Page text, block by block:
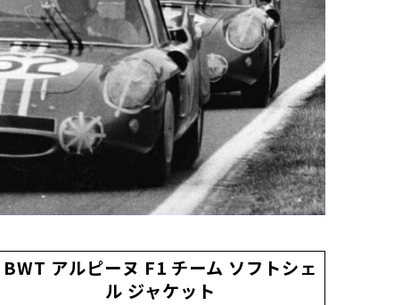
BWT アルピーヌ F1 チーム ソフトシェ
ル ジャケット